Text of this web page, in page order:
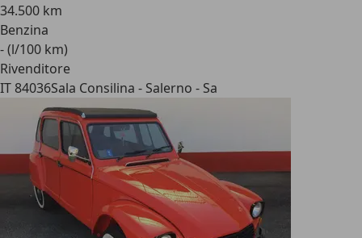
34.500 km
Benzina
- (l/100 km)
Rivenditore
IT 84036Sala Consilina - Salerno - Sa